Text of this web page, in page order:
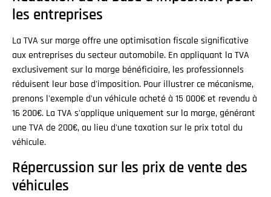
les entreprises
La TVA sur marge offre une optimisation fiscale significative
aux entreprises du secteur automobile. En appliquant la TVA
exclusivement sur la marge bénéficiaire, les professionnels
réduisent leur base d'imposition. Pour illustrer ce mécanisme,
prenons l'exemple d'un véhicule acheté à 15 000€ et revendu à
16 200€. La TVA s'applique uniquement sur la marge, générant
une TVA de 200€, au lieu d'une taxation sur le prix total du
véhicule.
Répercussion sur les prix de vente des
véhicules